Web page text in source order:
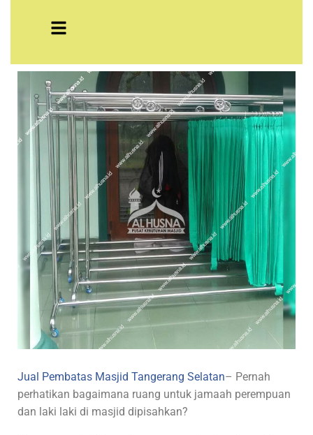
Jual Pembatas Masjid Tangerang Selatan– Pernah
perhatikan bagaimana ruang untuk jamaah perempuan
dan laki laki di masjid dipisahkan?